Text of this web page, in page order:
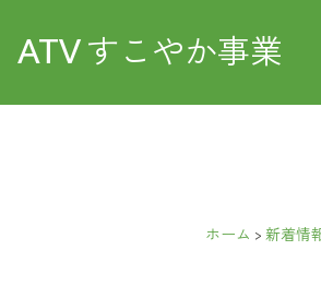
ATVすこやか事業
ホーム >新着情